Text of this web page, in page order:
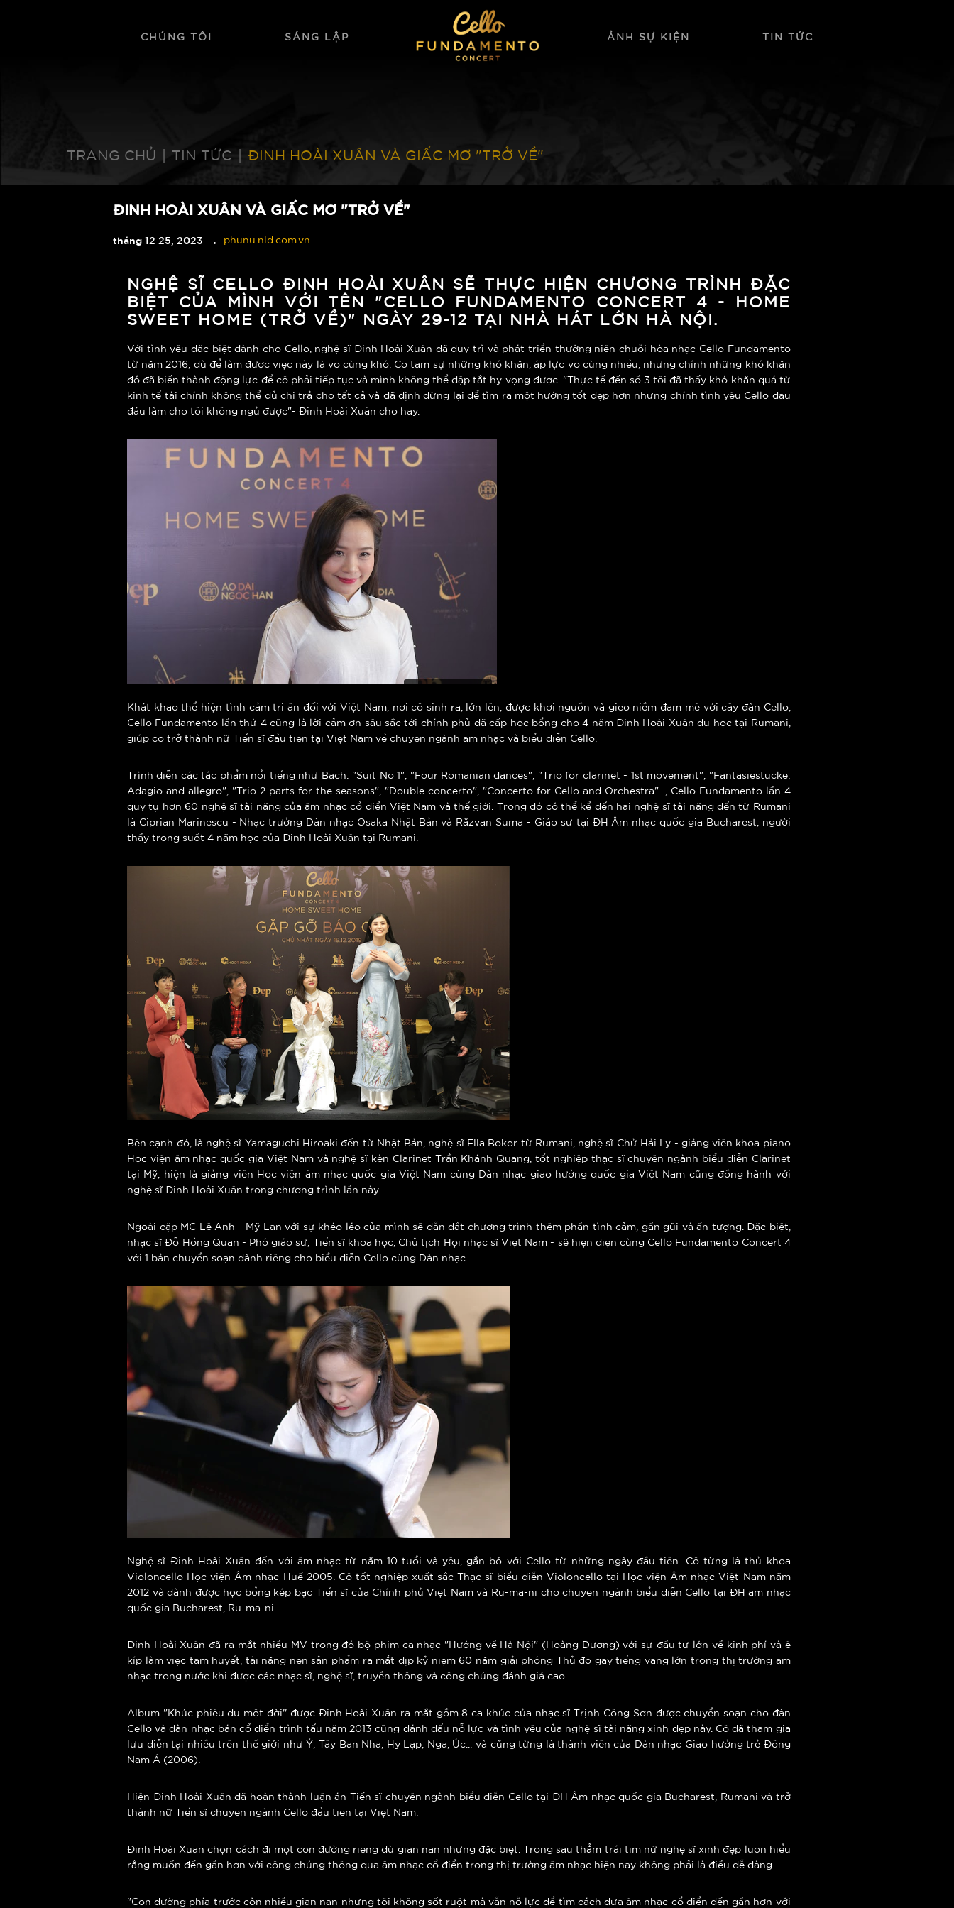
CHÚNG TÔI SÁNG LẬP ẢNH SỰ KIỆN TIN TỨC
TRANG CHỦ | TIN TỨC | ĐINH HOÀI XUÂN VÀ GIẤC MƠ "TRỞ VỀ"
ĐINH HOÀI XUÂN VÀ GIẤC MƠ "TRỞ VỀ"
tháng 12 25, 2023 phunu.nld.com.vn
NGHỆ SĨ CELLO ĐINH HOÀI XUÂN SẼ THỰC HIỆN CHƯƠNG TRÌNH ĐẶC
BIỆT CỦA MÌNH VỚI TÊN "CELLO FUNDAMENTO CONCERT 4 - HOME
SWEET HOME (TRỞ VỀ)" NGÀY 29-12 TẠI NHÀ HÁT LỚN HÀ NỘI.
Với tình yêu đặc biệt dành cho Cello, nghệ sĩ Đinh Hoài Xuân đã duy trì và phát triển thường niên chuỗi hòa nhạc Cello Fundamento
từ năm 2016, dù để làm được việc này là vô cùng khó. Cô tâm sự những khó khăn, áp lực vô cùng nhiều, nhưng chính những khó khăn
đó đã biến thành động lực để cô phải tiếp tục và mình không thể dập tắt hy vọng được. "Thực tế đến số 3 tôi đã thấy khó khăn quá từ
kinh tế tài chính không thể đủ chi trả cho tất cả và đã định dừng lại để tìm ra một hướng tốt đẹp hơn nhưng chính tình yêu Cello đau
đáu làm cho tôi không ngủ được"- Đinh Hoài Xuân cho hay.
Khát khao thể hiện tình cảm tri ân đối với Việt Nam, nơi cô sinh ra, lớn lên, được khơi nguồn và gieo niềm đam mê với cây đàn Cello,
Cello Fundamento lần thứ 4 cũng là lời cảm ơn sâu sắc tới chính phủ đã cấp học bổng cho 4 năm Đinh Hoài Xuân du học tại Rumani,
giúp cô trở thành nữ Tiến sĩ đầu tiên tại Việt Nam về chuyên ngành âm nhạc và biểu diễn Cello.
Trình diễn các tác phẩm nổi tiếng như Bach: "Suit No 1", "Four Romanian dances", "Trio for clarinet - 1st movement", "Fantasiestucke:
Adagio and allegro", "Trio 2 parts for the seasons", "Double concerto", "Concerto for Cello and Orchestra"..., Cello Fundamento lần 4
quy tụ hơn 60 nghệ sĩ tài năng của âm nhạc cổ điển Việt Nam và thế giới. Trong đó có thể kể đến hai nghệ sĩ tài năng đến từ Rumani
là Ciprian Marinescu - Nhạc trưởng Dàn nhạc Osaka Nhật Bản và Răzvan Suma - Giáo sư tại ĐH Âm nhạc quốc gia Bucharest, người
thầy trong suốt 4 năm học của Đinh Hoài Xuân tại Rumani.
Bên cạnh đó, là nghệ sĩ Yamaguchi Hiroaki đến từ Nhật Bản, nghệ sĩ Ella Bokor từ Rumani, nghệ sĩ Chử Hải Ly - giảng viên khoa piano
Học viện âm nhạc quốc gia Việt Nam và nghệ sĩ kèn Clarinet Trần Khánh Quang, tốt nghiệp thạc sĩ chuyên ngành biểu diễn Clarinet
tại Mỹ, hiện là giảng viên Học viện âm nhạc quốc gia Việt Nam cùng Dàn nhạc giao hưởng quốc gia Việt Nam cũng đồng hành với
nghệ sĩ Đinh Hoài Xuân trong chương trình lần này.
Ngoài cặp MC Lê Anh - Mỹ Lan với sự khéo léo của mình sẽ dẫn dắt chương trình thêm phần tình cảm, gần gũi và ấn tượng. Đặc biệt,
nhạc sĩ Đỗ Hồng Quân - Phó giáo sư, Tiến sĩ khoa học, Chủ tịch Hội nhạc sĩ Việt Nam - sẽ hiện diện cùng Cello Fundamento Concert 4
với 1 bản chuyển soạn dành riêng cho biểu diễn Cello cùng Dàn nhạc.
Nghệ sĩ Đinh Hoài Xuân đến với âm nhạc từ năm 10 tuổi và yêu, gắn bó với Cello từ những ngày đầu tiên. Cô từng là thủ khoa
Violoncello Học viện Âm nhạc Huế 2005. Cô tốt nghiệp xuất sắc Thạc sĩ biểu diễn Violoncello tại Học viện Âm nhạc Việt Nam năm
2012 và dành được học bổng kép bậc Tiến sĩ của Chính phủ Việt Nam và Ru-ma-ni cho chuyên ngành biểu diễn Cello tại ĐH âm nhạc
quốc gia Bucharest, Ru-ma-ni.
Đinh Hoài Xuân đã ra mắt nhiều MV trong đó bộ phim ca nhạc "Hướng về Hà Nội" (Hoàng Dương) với sự đầu tư lớn về kinh phí và ê
kíp làm việc tâm huyết, tài năng nên sản phẩm ra mắt dịp kỷ niệm 60 năm giải phóng Thủ đô gây tiếng vang lớn trong thị trường âm
nhạc trong nước khi được các nhạc sĩ, nghệ sĩ, truyền thông và công chúng đánh giá cao.
Album "Khúc phiêu du một đời'' được Đinh Hoài Xuân ra mắt gồm 8 ca khúc của nhạc sĩ Trịnh Công Sơn được chuyển soạn cho đàn
Cello và dàn nhạc bán cổ điển trình tấu năm 2013 cũng đánh dấu nỗ lực và tình yêu của nghệ sĩ tài năng xinh đẹp này. Cô đã tham gia
lưu diễn tại nhiều trên thế giới như Ý, Tây Ban Nha, Hy Lạp, Nga, Úc... và cũng từng là thành viên của Dàn nhạc Giao hưởng trẻ Đông
Nam Á (2006).
Hiện Đinh Hoài Xuân đã hoàn thành luận án Tiến sĩ chuyên ngành biểu diễn Cello tại ĐH Âm nhạc quốc gia Bucharest, Rumani và trở
thành nữ Tiến sĩ chuyên ngành Cello đầu tiên tại Việt Nam.
Đinh Hoài Xuân chọn cách đi một con đường riêng dù gian nan nhưng đặc biệt. Trong sâu thẳm trái tim nữ nghệ sĩ xinh đẹp luôn hiểu
rằng muốn đến gần hơn với công chúng thông qua âm nhạc cổ điển trong thị trường âm nhạc hiện nay không phải là điều dễ dàng.
"Con đường phía trước còn nhiều gian nan nhưng tôi không sốt ruột mà vẫn nỗ lực để tìm cách đưa âm nhạc cổ điển đến gần hơn với